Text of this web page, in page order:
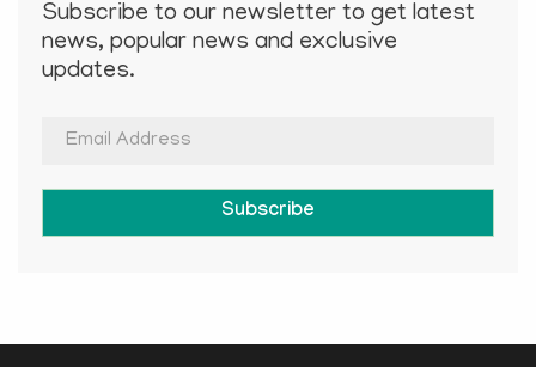
Subscribe to our newsletter to get latest
news, popular news and exclusive
updates.
Subscribe